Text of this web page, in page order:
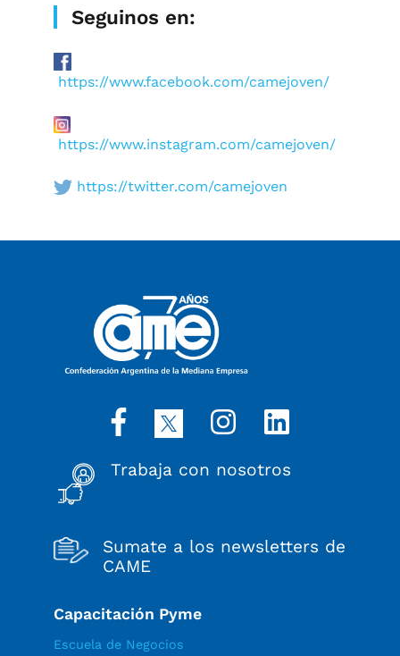
Seguinos en:
https://www.facebook.com/camejoven/
https://www.instagram.com/camejoven/
https://twitter.com/camejoven
Trabaja con nosotros
Sumate a los newsletters de
CAME
Capacitación Pyme
Escuela de Negocios